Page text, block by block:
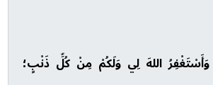
وَأَسْتَغْفِرُ اللهَ لِي وَلَكُمْ مِنْ كُلِّ ذَنْبٍ؛